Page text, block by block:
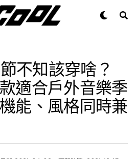
不知該穿啥？
適合戶外音樂季
能、風格同時兼